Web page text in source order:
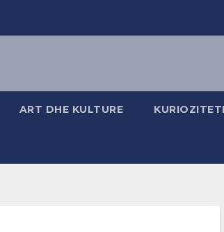
ART DHE KULTURE